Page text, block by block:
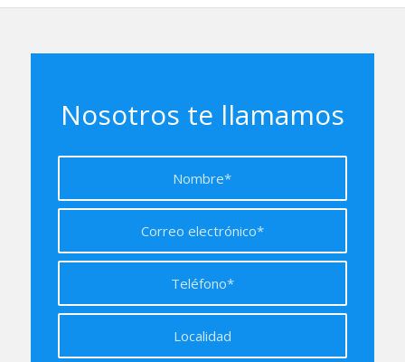
Nosotros te llamamos